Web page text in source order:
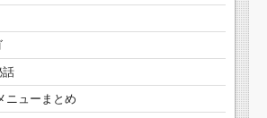
話
ニューまとめ